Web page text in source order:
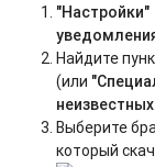
"Настройки"
Найдите
(или
Выберите
который